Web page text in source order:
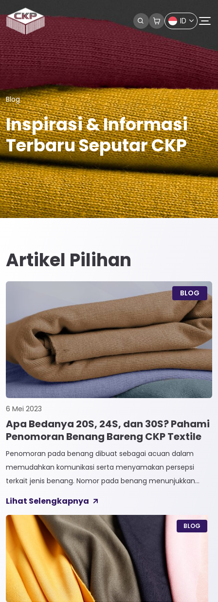
ID
Blog
Inspirasi & Informasi
Terbaru Seputar CKP
Artikel Pilihan
BLOG
6 Mei 2023
Apa Bedanya 20S, 24S, dan 30S? Pahami
Penomoran Benang Bareng CKP Textile
Penomoran pada benang dibuat sebagai acuan dalam
memudahkan komunikasi serta menyamakan persepsi
terkait jenis benang. Nomor pada benang menunjukkan
penomoran sendiri terbagi menjadi dua, Tidak Langsung dan
Langsung. 1. Penomoran Tidak Langsung Penomoran Tidak
Langsung biasa diaplikasikan pada jenis Natural Fiber, seperti
Rayon dan Cotton. Satuan yang paling […]
Lihat Selengkapnya
BLOG